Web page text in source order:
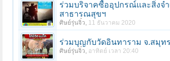
ร่วมบริจาคซื้ออุปกรณ์เเละสิ่งจ
สาธารณสุขฯ
ศิษย์รุ่นจิ๋ว, 11 ธันวาคม 2020
ร่วมบุญกับวัดอินทาราม จ.สมุทร
ศิษย์รุ่นจิ๋ว, อาทิตย์ เวลา 20:40